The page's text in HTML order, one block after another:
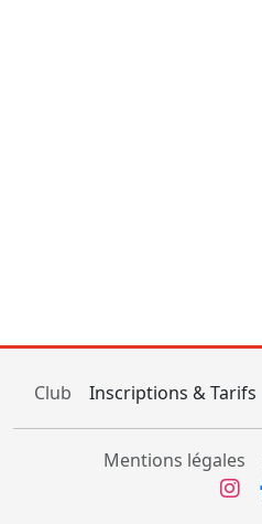
Club Inscriptions & Tarifs
Mentions légales